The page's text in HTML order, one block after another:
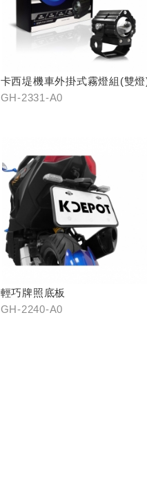
卡西堤機車外掛式霧燈組(雙燈
GH-2331-A0
輕巧牌照底板
GH-2240-A0